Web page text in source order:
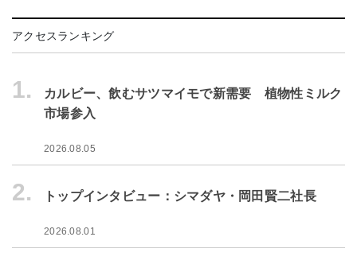
アクセスランキング
1.
カルビー、飲むサツマイモで新需要 植物性ミルク
市場参入
2026.08.05
2. トップインタビュー：シマダヤ・岡田賢二社長
2026.08.01